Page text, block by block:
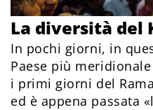
La diversità del
In pochi giorni, in
Paese più
i primi giorni del
ed è appena passata